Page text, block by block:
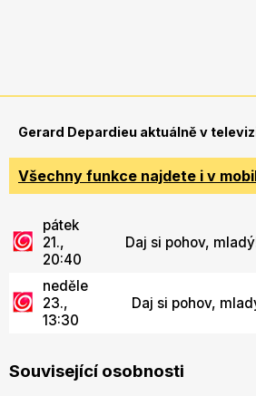
Gerard Depardieu aktuálně v
Všechny funkce najdete i v
pátek
21.,
20:40
Daj si pohov,
neděle
23.,
13:30
Daj si pohov,
Související osobnosti